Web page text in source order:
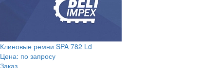
Клиновые ремни SPA 782 Ld
Цена: по запросу
Заказ